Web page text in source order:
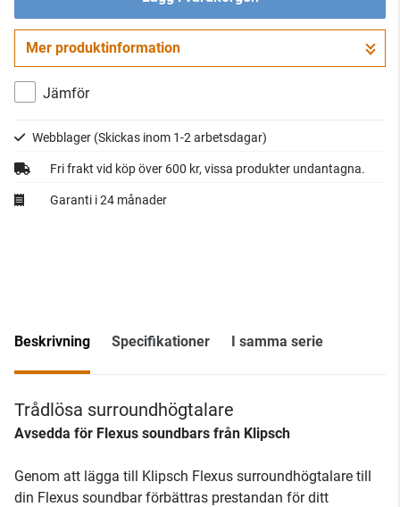
Gå till kassan
Mer produktinformation
Jämför
Webblager (Skickas inom 1-2 arbetsdagar)
Fri frakt vid köp över 600 kr, vissa produkter undantagna.
Garanti i 24 månader
Beskrivning Specifikationer I samma serie
Trådlösa surroundhögtalare
Avsedda för Flexus soundbars från Klipsch
Genom att lägga till Klipsch Flexus surroundhögtalare till
din Flexus soundbar förbättras prestandan för ditt